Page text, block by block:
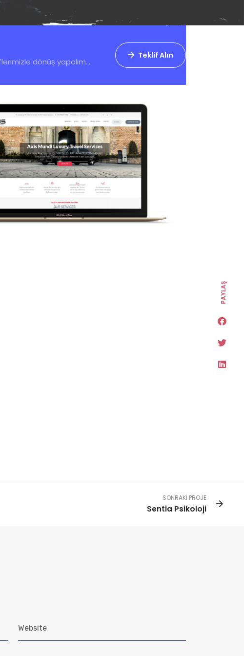
PAYLAŞ
dönüş yapalım...
Teklif Alın
SONRAKI PROJE
Sentia Psikoloji